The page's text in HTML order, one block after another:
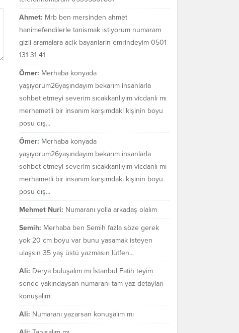
Ahmet: Mrb ben mersinden ahmet
hanimefendilerle tanismak istiyorum numaram
gizli aramalara acik bayanlarin emrindeyim 0501
131 31 41
Ömer: Merhaba konyada
yaşıyorum26yaşındayım bekarım insanlarla
sohbet etmeyi severim sıcakkanlıyım vicdanlı mı
merhametli bir insanım karşımdaki kişinin boyu
posu dış...
Ömer: Merhaba konyada
yaşıyorum26yaşındayım bekarım insanlarla
sohbet etmeyi severim sıcakkanlıyım vicdanlı mı
merhametli bir insanım karşımdaki kişinin boyu
posu dış...
Mehmet Nuri: Numaranı yolla arkadaş olalım
Semih: Merhaba ben Semih fazla söze gerek
yok 20 cm boyu var bunu yasamak isteyen
ulaşsın 35 yaş üstü yazmasın lütfen...
Ali: Derya buluşalım mı İstanbul Fatih teyim
sende yakındaysan numaranı tam yaz detayları
konuşalım
Ali: Numaranı yazarsan konuşalım mı